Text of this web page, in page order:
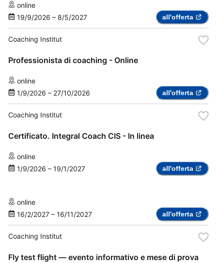
online
19/9/2026 – 8/5/2027 all'offerta
Coaching Institut
Professionista di coaching - Online
online
1/9/2026 – 27/10/2026 all'offerta
Coaching Institut
Certificato. Integral Coach CIS - In linea
online
1/9/2026 – 19/1/2027 all'offerta
online
16/2/2027 – 16/11/2027 all'offerta
Coaching Institut
Fly test flight — evento informativo e mese di prova